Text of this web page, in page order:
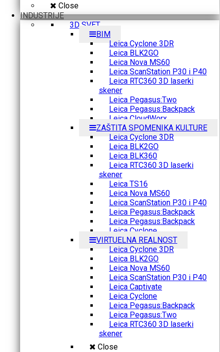
Close
INDUSTRIJE
3D SVET
BIM
Leica Cyclone 3DR
Leica BLK2GO
Leica Nova MS60
Leica ScanStation P30 i P40
Leica RTC360 3D laserki
skener
Leica Pegasus:Two
Leica Pegasus:Backpack
Leica CloudWorx
ZAŠTITA SPOMENIKA KULTURE
Leica Cyclone 3DR
Leica BLK2GO
Leica BLK360
Leica RTC360 3D laserki
skener
Leica TS16
Leica Nova MS60
Leica ScanStation P30 i P40
Leica Pegasus:Backpack
Leica Pegasus:Backpack
Leica Cyclone
VIRTUELNA REALNOST
Leica Cyclone 3DR
Leica BLK2GO
Leica Nova MS60
Leica ScanStation P30 i P40
Leica Captivate
Leica Cyclone
Leica Pegasus:Backpack
Leica Pegasus:Two
Leica RTC360 3D laserki
skener
Close